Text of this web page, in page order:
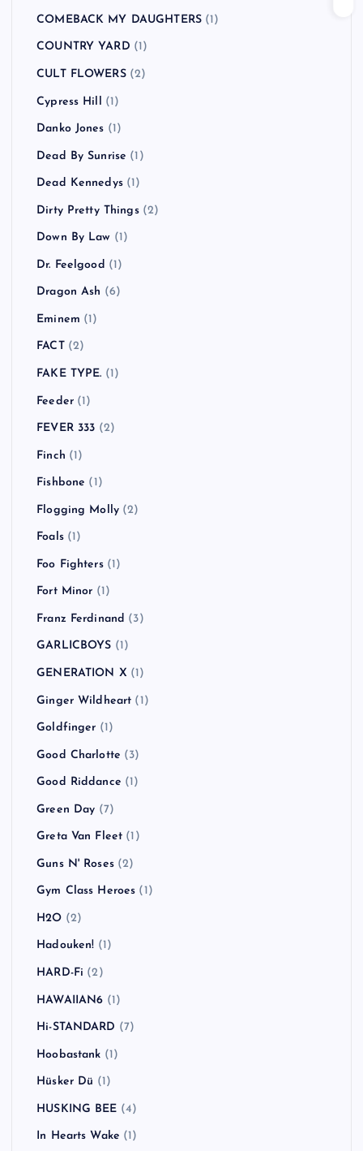
COMEBACK MY DAUGHTERS (1)
COUNTRY YARD (1)
CULT FLOWERS(2)
Cypress Hill (1)
Danko Jones (1)
Dead By Sunrise (1)
Dead Kennedys(1)
Dirty Pretty Things(2)
Down By Law (1)
Dr. Feelgood (1)
Dragon Ash (6)
Eminem (1)
FACT(2)
FAKE TYPE. (1)
Feeder(1)
FEVER 333 (2)
Finch (1)
Fishbone (1)
Flogging Molly (2)
Foals(1)
Foo Fighters(1)
Fort Minor (1)
Franz Ferdinand (3)
GARLICBOYS (1)
GENERATION X (1)
Ginger Wildheart (1)
Goldfinger (1)
Good Charlotte (3)
Good Riddance (1)
Green Day (7)
Greta Van Fleet (1)
Guns N' Roses(2)
Gym Class Heroes (1)
H2O (2)
Hadouken! (1)
HARD-Fi (2)
HAWAIIAN6 (1)
Hi-STANDARD (7)
Hoobastank (1)
Hüsker Dü (1)
HUSKING BEE (4)
In Hearts Wake (1)